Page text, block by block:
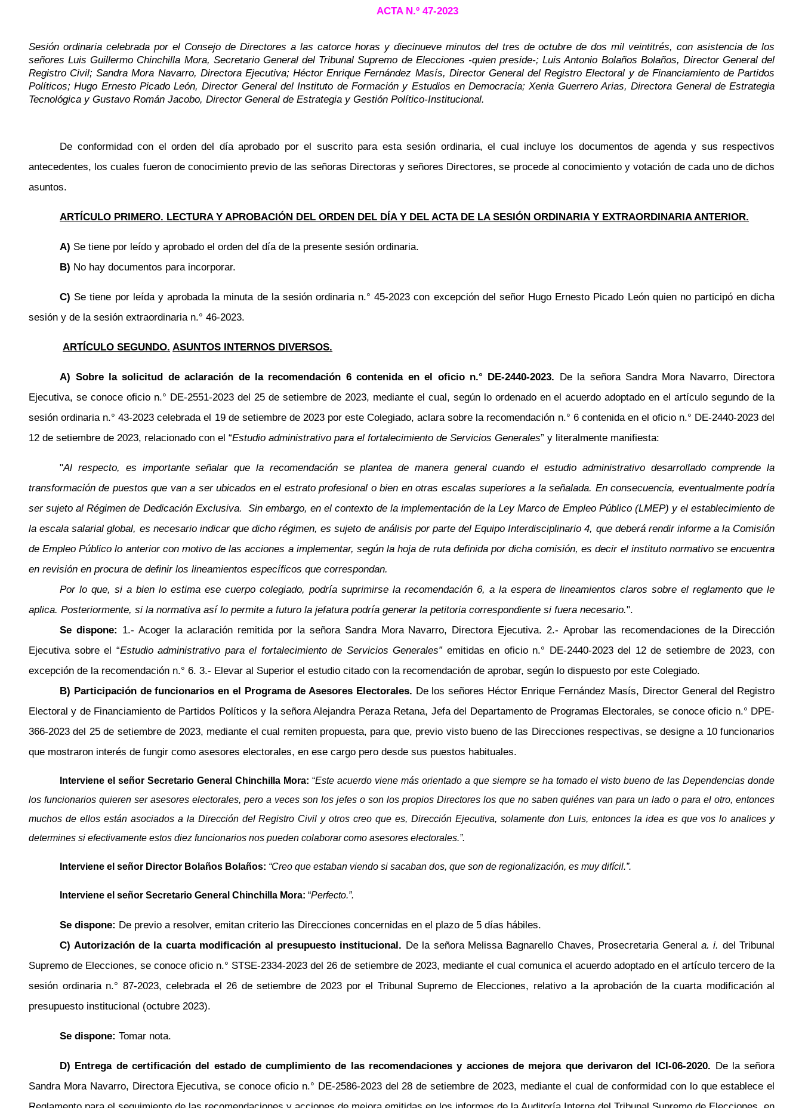
ACTA N.º47-2023
Sesión ordinaria celebrada por el Consejo de Directores a las catorce horas y diecinueve minutos del tres de octubre de dos mil veintitrés, con asistencia de los
señores Luis Guillermo Chinchilla Mora, Secretario General del Tribunal Supremo de Elecciones -quien preside-; Luis Antonio Bolaños Bolaños, Director General del
Registro Civil; Sandra Mora Navarro, Directora Ejecutiva; Héctor Enrique Fernández Masís, Director General del Registro Electoral y de Financiamiento de Partidos
Políticos; Hugo Ernesto Picado León, Director General del Instituto de Formación y Estudios en Democracia; Xenia Guerrero Arias, Directora General de Estrategia
Tecnológica y Gustavo Román Jacobo, Director General de Estrategia y Gestión Político-Institucional.
De conformidad con el orden del día aprobado por el suscrito para esta sesión ordinaria, el cual incluye los documentos de agenda y sus respectivos
antecedentes, los cuales fueron de conocimiento previo de las señoras Directoras y señores Directores, se procede al conocimiento y votación de cada uno de dichos
asuntos.
ARTÍCULO PRIMERO. LECTURA Y APROBACIÓN DEL ORDEN DEL DÍA Y DEL ACTA DE LA SESIÓN ORDINARIA Y EXTRAORDINARIA ANTERIOR.
A) Se tiene por leído y aprobado el orden del día de la presente sesión ordinaria.
B) No hay documentos para incorporar.
C) Se tiene por leída y aprobada la minuta de la sesión ordinaria n.° 45-2023 con excepción del señor Hugo Ernesto Picado León quien no participó en dicha
sesión y de la sesión extraordinaria n.° 46-2023.
ARTÍCULO SEGUNDO. ASUNTOS INTERNOS DIVERSOS.
A) Sobre la solicitud de aclaración de la recomendación 6 contenida en el oficio n.° DE-2440-2023. De la señora Sandra Mora Navarro, Directora
Ejecutiva, se conoce oficio n.° DE-2551-2023 del 25 de setiembre de 2023, mediante el cual, según lo ordenado en el acuerdo adoptado en el artículo segundo de la
sesión ordinaria n.° 43-2023 celebrada el 19 de setiembre de 2023 por este Colegiado, aclara sobre la recomendación n.° 6 contenida en el oficio n.° DE-2440-2023 del
12 de setiembre de 2023, relacionado con el “Estudio administrativo para el fortalecimiento de Servicios Generales” y literalmente manifiesta:
"Al respecto, es importante señalar que la recomendación se plantea de manera general cuando el estudio administrativo desarrollado comprende la
transformación de puestos que van a ser ubicados en el estrato profesional o bien en otras escalas superiores a la señalada. En consecuencia, eventualmente podría
ser sujeto al Régimen de Dedicación Exclusiva. Sin embargo, en el contexto de la implementación de la Ley Marco de Empleo Público (LMEP) y el establecimiento de
la escala salarial global, es necesario indicar que dicho régimen, es sujeto de análisis por parte del Equipo Interdisciplinario 4, que deberá rendir informe a la Comisión
de Empleo Público lo anterior con motivo de las acciones a implementar, según la hoja de ruta definida por dicha comisión, es decir el instituto normativo se encuentra
en revisión en procura de definir los lineamientos específicos que correspondan.
Por lo que, si a bien lo estima ese cuerpo colegiado, podría suprimirse la recomendación 6, a la espera de lineamientos claros sobre el reglamento que le
aplica. Posteriormente, si la normativa así lo permite a futuro la jefatura podría generar la petitoria correspondiente si fuera necesario.".
Se dispone: 1.- Acoger la aclaración remitida por la señora Sandra Mora Navarro, Directora Ejecutiva. 2.- Aprobar las recomendaciones de la Dirección
Ejecutiva sobre el “Estudio administrativo para el fortalecimiento de Servicios Generales” emitidas en oficio n.° DE-2440-2023 del 12 de setiembre de 2023, con
excepción de la recomendación n.° 6. 3.- Elevar al Superior el estudio citado con la recomendación de aprobar, según lo dispuesto por este Colegiado.
B) Participación de funcionarios en el Programa de Asesores Electorales. De los señores Héctor Enrique Fernández Masís, Director General del Registro
Electoral y de Financiamiento de Partidos Políticos y la señora Alejandra Peraza Retana, Jefa del Departamento de Programas Electorales, se conoce oficio n.° DPE-
366-2023 del 25 de setiembre de 2023, mediante el cual remiten propuesta, para que, previo visto bueno de las Direcciones respectivas, se designe a 10 funcionarios
que mostraron interés de fungir como asesores electorales, en ese cargo pero desde sus puestos habituales.
Interviene el señor Secretario General Chinchilla Mora: “Este acuerdo viene más orientado a que siempre se ha tomado el visto bueno de las Dependencias donde
los funcionarios quieren ser asesores electorales, pero a veces son los jefes o son los propios Directores los que no saben quiénes van para un lado o para el otro, entonces
muchos de ellos están asociados a la Dirección del Registro Civil y otros creo que es, Dirección Ejecutiva, solamente don Luis, entonces la idea es que vos lo analices y
determines si efectivamente estos diez funcionarios nos pueden colaborar como asesores electorales.”.
Interviene el señor Director Bolaños Bolaños: “Creo que estaban viendo si sacaban dos, que son de regionalización, es muy difícil.”.
Interviene el señorSecretario General Chinchilla Mora: “Perfecto.”.
Se dispone: De previo a resolver, emitan criterio las Direcciones concernidas en el plazo de 5 días hábiles.
C) Autorización de la cuarta modificación al presupuesto institucional. De la señora Melissa Bagnarello Chaves, Prosecretaria Generala. i. del Tribunal
Supremo de Elecciones, se conoce oficio n.° STSE-2334-2023 del 26 de setiembre de 2023, mediante el cual comunica el acuerdo adoptado en el artículo tercero de la
sesión ordinaria n.° 87-2023, celebrada el 26 de setiembre de 2023 por el Tribunal Supremo de Elecciones, relativo a la aprobación de la cuarta modificación al
presupuesto institucional (octubre 2023).
Se dispone: Tomar nota.
D) Entrega de certificación del estado de cumplimiento de las recomendaciones y acciones de mejora que derivaron del ICI-06-2020. De la señora
Sandra Mora Navarro, Directora Ejecutiva, se conoce oficio n.° DE-2586-2023 del 28 de setiembre de 2023, mediante el cual de conformidad con lo que establece el